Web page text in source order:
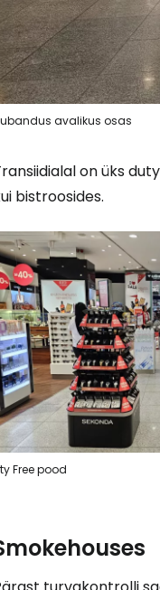
avalikus osas
on üks
bistroosides.
Free pood